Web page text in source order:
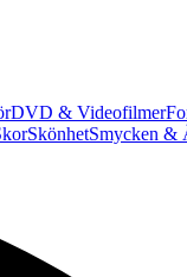
DVD & Videofilmer
SkönhetSmycken &